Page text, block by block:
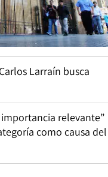
Larraín busca
relevante”
como causa del